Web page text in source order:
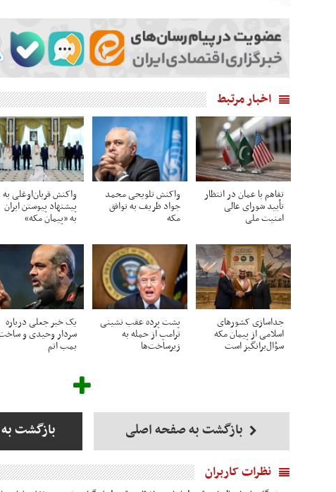
اخبار مرتبط
تفاهم با عمان در انتظار
تأیید شورای عالی
امنیت ملی
واکنش تلویحی محمد
جواد ظریف به توافق
مکه
واکنش قربان‌اوغلی به
پیشنهاد پیوستن ایران
به «پیمان مکه»
جداسازی کشورهای
اسلامی از پیمان مکه
سؤال‌برانگیز است
پشت پرده عقب نشینی
ترامپ از حمله به
زیرساخت‌ها
یک خبر جعلی درباره
سردار وحیدی و
بمب اتم
بازگشت به صفحه اصلی بازگشت
نظرات کاربران